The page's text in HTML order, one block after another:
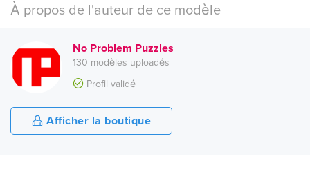
À propos de l'auteur de ce modèle
No Problem Puzzles
130 modèles uploadés
Profil validé
Afficher la boutique